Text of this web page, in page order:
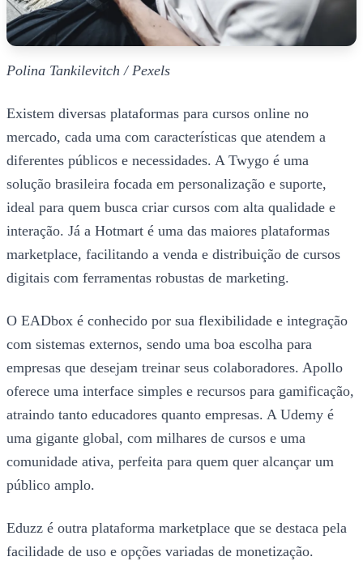
Polina Tankilevitch / Pexels
Existem diversas plataformas para cursos online no
mercado, cada uma com características que atendem a
diferentes públicos e necessidades. A Twygo é uma
solução brasileira focada em personalização e suporte,
ideal para quem busca criar cursos com alta qualidade e
interação. Já a Hotmart é uma das maiores plataformas
marketplace, facilitando a venda e distribuição de cursos
digitais com ferramentas robustas de marketing.
O EADbox é conhecido por sua flexibilidade e integração
com sistemas externos, sendo uma boa escolha para
empresas que desejam treinar seus colaboradores. Apollo
oferece uma interface simples e recursos para gamificação,
atraindo tanto educadores quanto empresas. A Udemy é
uma gigante global, com milhares de cursos e uma
comunidade ativa, perfeita para quem quer alcançar um
público amplo.
Eduzz é outra plataforma marketplace que se destaca pela
facilidade de uso e opções variadas de monetização.